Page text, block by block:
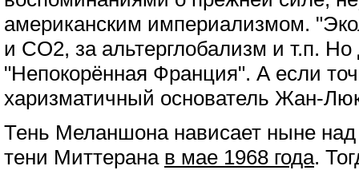
американским империализмом.
и CO2, за альтерглобализм и т.п.
"Непокорённая Франция". А если
харизматичный основатель Жан-
Тень Меланшона нависает ныне
тени Миттерана в мае 1968 года.